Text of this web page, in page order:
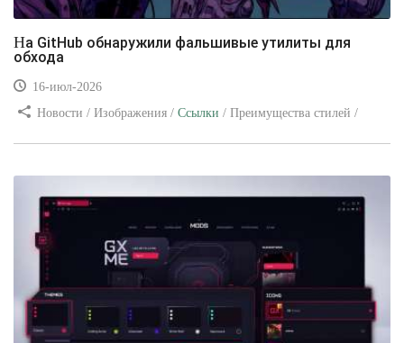
На GitHub обнаружили фальшивые утилиты для
обхода
16-июл-2026
Новости / Изображения / Ссылки / Преимущества стилей /